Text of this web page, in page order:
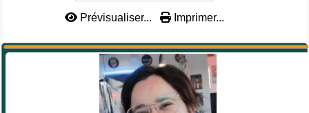
Prévisualiser... Imprimer...